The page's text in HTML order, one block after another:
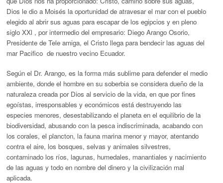
Dios le dio a Moisés la oportunidad de atravesar el mar con el pueblo
elegido al abrir sus aguas para escapar de los egipcios y en pleno
siglo XXl , por intermedio del empresario: Diego Arango Osorio,
Presidente de Tele amiga, el Cristo llega para bendecir las aguas del
mar Pacifico de nuestro vecino Ecuador.
Según el Dr. Arango, es la forma más sublime para defender el medio
ambiente, donde el hombre en su soberbia se considera dueño de la
naturaleza creada por Dios al servicio de la vida, en que por fines
egoístas, irresponsables y económicos está destruyendo las
especies menores, desestabilizando el planeta en el equilibrio de la
biodiversidad, abusando con la pesca indiscriminada, acabando con
los corales, el plancton, la fauna marina menor y mayor, atentando
contra el aire, los bosques, selvas y animales silvestres,
contaminado los ríos, lagunas, humedales, manantiales y nacimiento
de las aguas y todo en nombre del dinero y la civilización mal
aplicada.